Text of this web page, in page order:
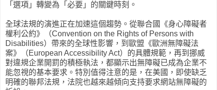
「選項」轉變為「必要」的關鍵時刻。
全球法規的演進正在加速這個趨勢。從聯合國《身心障礙者
權利公約》（Convention on the Rights of Persons with
Disabilities）帶來的全球性影響，到歐盟《歐洲無障礙法
案》（European Accessibility Act）的具體規範，再到挪威
對違規企業開罰的積極執法，都顯示出無障礙已成為企業不
能忽視的基本要求。特別值得注意的是，在美國，即使缺乏
明確的聯邦法規，法院也越來越傾向支持要求網站無障礙的